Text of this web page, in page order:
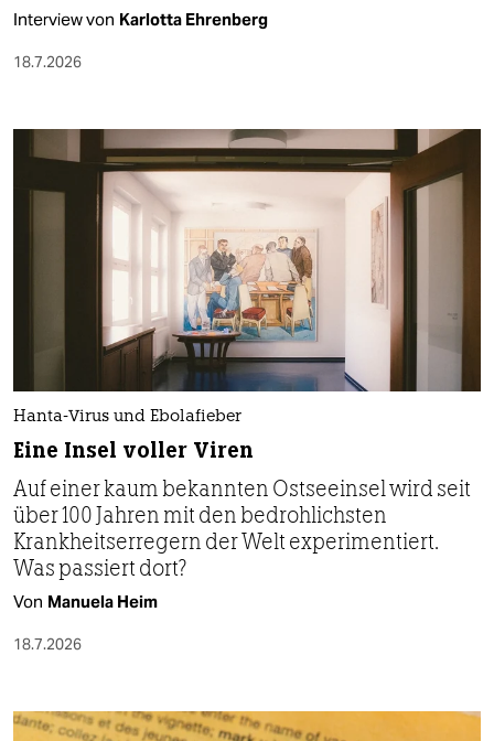
Interview von Karlotta Ehrenberg
18.7.2026
Hanta-Virus und Ebolafieber
Eine Insel voller Viren
Auf einer kaum bekannten Ostseeinsel wird seit
über 100 Jahren mit den bedrohlichsten
Krankheitserregern der Welt experimentiert.
Was passiert dort?
Von Manuela Heim
18.7.2026